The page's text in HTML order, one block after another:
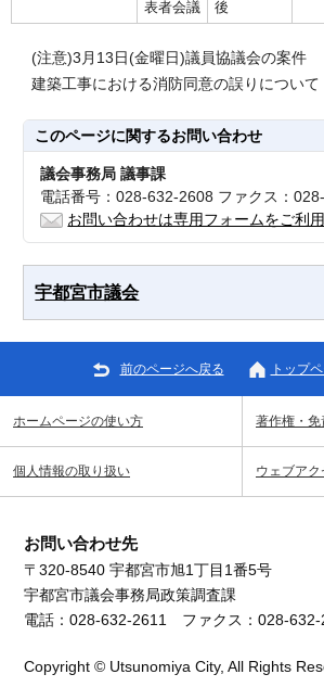
表者会議
後
(注意)3月13日(金曜日)議員協議会の案件
建築工事における消防同意の誤りについて
このページに関するお問い合わせ
議会事務局 議事課
電話番号：028-632-2608 ファクス：
お問い合わせは専用フォームをご利用
宇都宮市議会
前のページへ戻る トップ
ホームページの使い方 著作権・免
個人情報の取り扱い ウェブアク
お問い合わせ先
〒320-8540 宇都宮市旭1丁目1番5号
宇都宮市議会事務局政策調査課
電話：028-632-2611 ファクス：028-632-
Copyright © Utsunomiya City, All Rights